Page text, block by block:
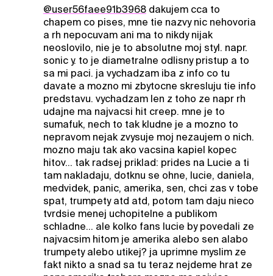
@user56faee91b3968dakujem cca to
chapem co pises, mne tie nazvy nic nehovoria
a rh nepocuvam ani ma to nikdy nijak
neoslovilo, nie je to absolutne moj styl. napr.
sonic y. to je diametralne odlisny pristup a to
sa mi paci. ja vychadzam iba z info co tu
davate a mozno mi zbytocne skresluju tie info
predstavu. vychadzam len z toho ze napr rh
udajne ma najvacsi hit creep. mne je to
sumafuk, nech to tak kludne je a mozno to
nepravom nejak zvysuje moj nezaujem o nich.
mozno maju tak ako vacsina kapiel kopec
hitov... tak radsej priklad: prides na Lucie a ti
tam nakladaju, dotknu se ohne, lucie, daniela,
medvidek, panic, amerika, sen, chci zas v tobe
spat, trumpety atd atd, potom tam daju nieco
tvrdsie menej uchopitelne a publikom
schladne... ale kolko fans lucie by povedali ze
najvacsim hitom je amerika alebo sen alabo
trumpety alebo utikej? ja uprimne myslim ze
fakt nikto a snad sa tu teraz nejdeme hrat ze